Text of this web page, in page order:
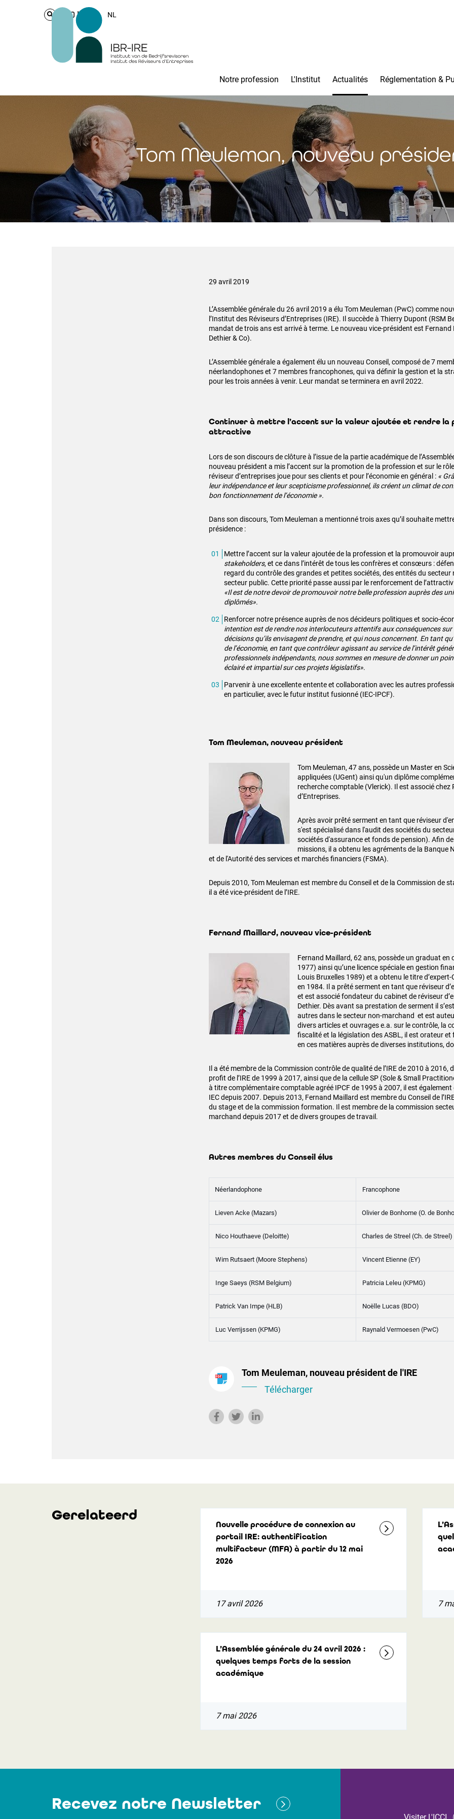
Login NL
Notre profession L'Institut Actualités Réglementation &
Tom Meuleman, nouveau
29 avril 2019
L’Assemblée générale du 26 avril 2019 a élu Tom Meuleman (PwC) comme
l’Institut des Réviseurs d’Entreprises (IRE). Il succède à Thierry Dupont (RSM
mandat de trois ans est arrivé à terme. Le nouveau vice-président est
Dethier & Co).
L’Assemblée générale a également élu un nouveau Conseil, composé de 7
néerlandophones et 7 membres francophones, qui va définir la gestion et la
pour les trois années à venir. Leur mandat se terminera en avril 2022.
Continuer à mettre l’accent sur la valeur ajoutée et rendre la
attractive
Lors de son discours de clôture à l’issue de la partie académique de
nouveau président a mis l’accent sur la promotion de la profession et sur le
réviseur d’entreprises joue pour ses clients et pour l’économie en général : «
leur indépendance et leur scepticisme professionnel, ils créent un climat de
bon fonctionnement de l’économie ».
Dans son discours, Tom Meuleman a mentionné trois axes qu’il souhaite
présidence :
Mettre l’accent sur la valeur ajoutée de la profession et la promouvoir
stakeholders, et ce dans l’intérêt de tous les confrères et consœurs :
regard du contrôle des grandes et petites sociétés, des entités du
secteur public. Cette priorité passe aussi par le renforcement de
«Il est de notre devoir de promouvoir notre belle profession auprès des
diplômés».
Renforcer notre présence auprès de nos décideurs politiques et socio-
intention est de rendre nos interlocuteurs attentifs aux conséquences sur
décisions qu’ils envisagent de prendre, et qui nous concernent. En tant
de l’économie, en tant que contrôleur agissant au service de l’intérêt
professionnels indépendants, nous sommes en mesure de donner un
éclairé et impartial sur ces projets législatifs».
Parvenir à une excellente entente et collaboration avec les autres
en particulier, avec le futur institut fusionné (IEC-IPCF).
Tom Meuleman, nouveau président
Tom Meuleman, 47 ans, possède un Master en
appliquées (UGent) ainsi qu'un diplôme
recherche comptable (Vlerick). Il est associé chez
d’Entreprises.
Après avoir prêté serment en tant que réviseur
s'est spécialisé dans l'audit des sociétés du
sociétés d'assurance et fonds de pension). Afin
missions, il a obtenu les agréments de la Banque
et de l'Autorité des services et marchés financiers (FSMA).
Depuis 2010, Tom Meuleman est membre du Conseil et de la Commission de
il a été vice-président de l’IRE.
Fernand Maillard, nouveau vice-président
Fernand Maillard, 62 ans, possède un graduat en
1977) ainsi qu’une licence spéciale en gestion
Louis Bruxelles 1989) et a obtenu le titre
en 1984. Il a prêté serment en tant que réviseur
et est associé fondateur du cabinet de réviseur
Dethier. Dès avant sa prestation de serment il
autres dans le secteur non-marchand et est
divers articles et ouvrages e.a. sur le contrôle, la
fiscalité et la législation des ASBL, il est orateur
en ces matières auprès de diverses institutions,
Il a été membre de la Commission contrôle de qualité de l’IRE de 2010 à 2016,
profit de l’IRE de 1999 à 2017, ainsi que de la cellule SP (Sole & Small
à titre complémentaire comptable agréé IPCF de 1995 à 2007, il est
IEC depuis 2007. Depuis 2013, Fernand Maillard est membre du Conseil de
du stage et de la commission formation. Il est membre de la commission
marchand depuis 2017 et de divers groupes de travail.
Autres membres du Conseil élus
Néerlandophone Francophone
Lieven Acke (Mazars) Olivier de Bonhome (O. de
Nico Houthaeve (Deloitte) Charles de Streel (Ch. de Streel)
Wim Rutsaert (Moore Stephens) Vincent Etienne (EY)
Inge Saeys (RSM Belgium) Patricia Leleu (KPMG)
Patrick Van Impe (HLB) Noëlle Lucas (BDO)
Luc Verrijssen (KPMG) Raynald Vermoesen (PwC)
Tom Meuleman, nouveau président de l'IRE
Télécharger
Gerelateerd
Nouvelle procédure de connexion au
portail IRE: authentification
multifacteur (MFA) à partir du 12 mai
2026
17 avril 2026 7
L’Assemblée générale du 24 avril 2026 :
quelques temps forts de la session
académique
7 mai 2026
Recevez notre Newsletter